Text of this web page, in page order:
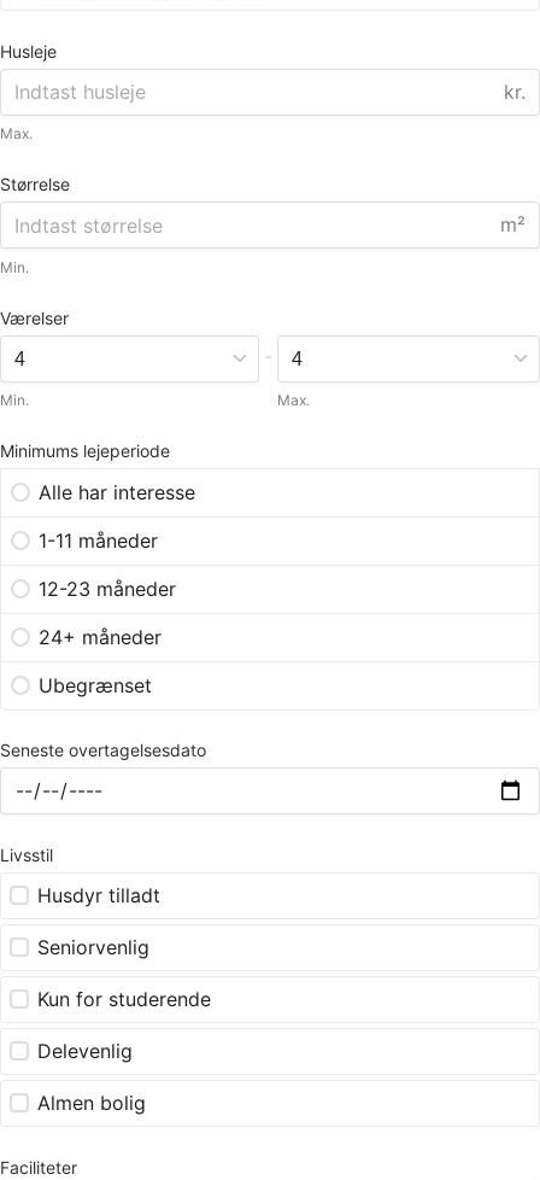
Husleje
kr.
Max.
Størrelse
m²
Min.
Værelser
Min.
-
Max.
Minimums lejeperiode
Alle har interesse
1-11 måneder
12-23 måneder
24+ måneder
Ubegrænset
Seneste overtagelsesdato
Livsstil
Husdyr tilladt
Seniorvenlig
Kun for studerende
Delevenlig
Almen bolig
Faciliteter